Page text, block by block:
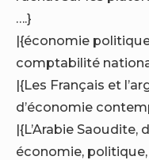
….}
|{économie
comptabilité
|{Les Français et
d’économie
|{L’Arabie Saoudite,
économie,